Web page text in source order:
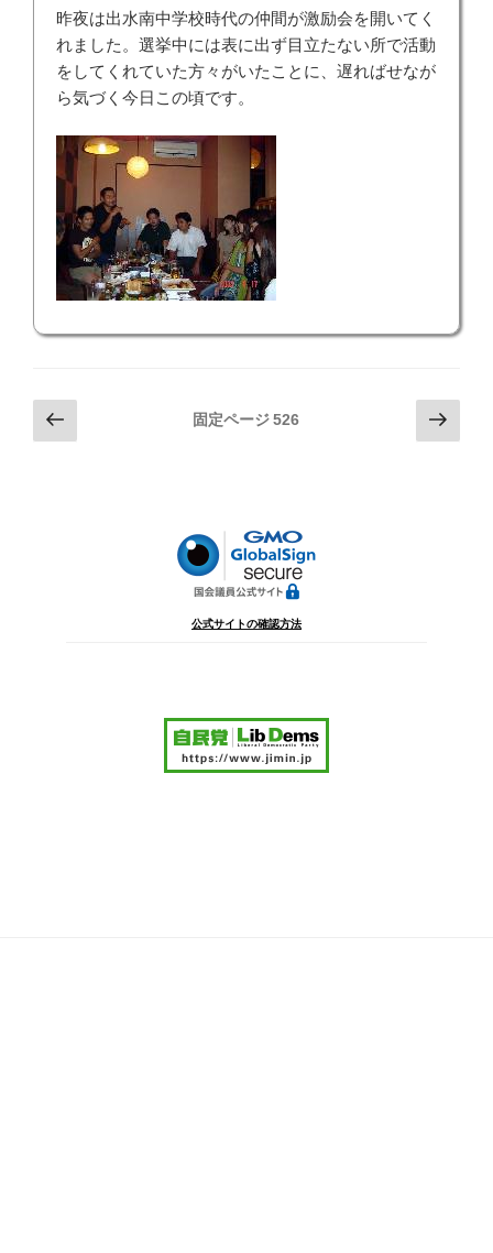
昨夜は出水南中学校時代の仲間が激励会を開いてく
れました。選挙中には表に出ず目立たない所で活動
をしてくれていた方々がいたことに、遅ればせなが
ら気づく今日この頃です。
投
稿
前
の
固定ページ526
次
の
公式サイトの確認方法